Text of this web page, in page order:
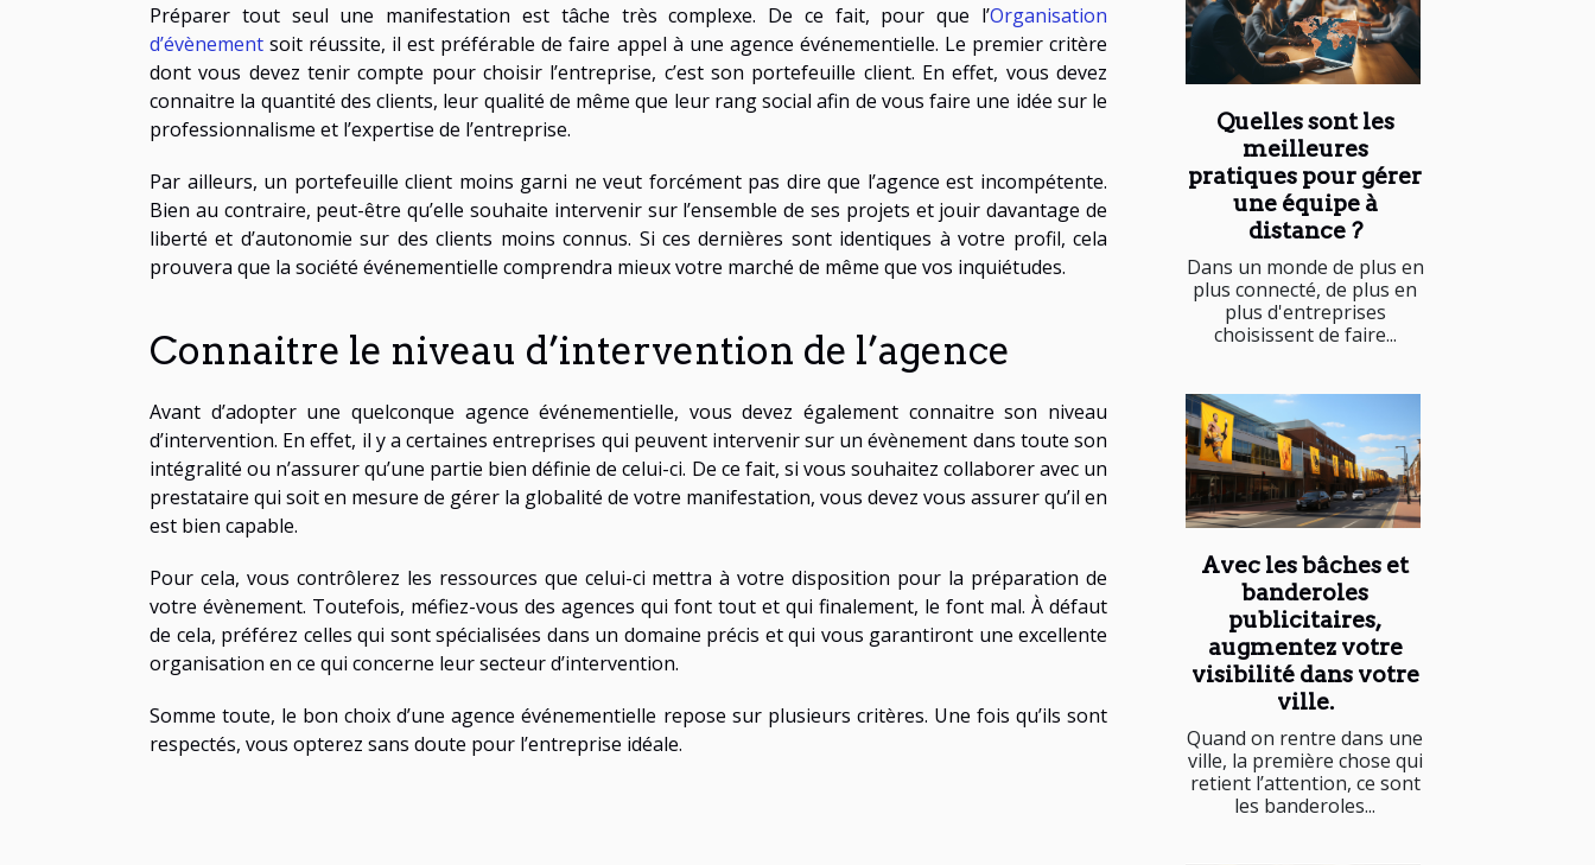
Préparer tout seul une manifestation est tâche très complexe. De ce fait, pour que l’Organisation
d’évènement soit réussite, il est préférable de faire appel à une agence événementielle. Le premier critère
dont vous devez tenir compte pour choisir l’entreprise, c’est son portefeuille client. En effet, vous devez
connaitre la quantité des clients, leur qualité de même que leur rang social afin de vous faire une idée sur le
professionnalisme et l’expertise de l’entreprise.
Par ailleurs, un portefeuille client moins garni ne veut forcément pas dire que l’agence est incompétente.
Bien au contraire, peut-être qu’elle souhaite intervenir sur l’ensemble de ses projets et jouir davantage de
liberté et d’autonomie sur des clients moins connus. Si ces dernières sont identiques à votre profil, cela
prouvera que la société événementielle comprendra mieux votre marché de même que vos inquiétudes.
Connaitre le niveau d’intervention de l’agence
Avant d’adopter une quelconque agence événementielle, vous devez également connaitre son niveau
d’intervention. En effet, il y a certaines entreprises qui peuvent intervenir sur un évènement dans toute son
intégralité ou n’assurer qu’une partie bien définie de celui-ci. De ce fait, si vous souhaitez collaborer avec un
prestataire qui soit en mesure de gérer la globalité de votre manifestation, vous devez vous assurer qu’il en
est bien capable.
Pour cela, vous contrôlerez les ressources que celui-ci mettra à votre disposition pour la préparation de
votre évènement. Toutefois, méfiez-vous des agences qui font tout et qui finalement, le font mal. À défaut
de cela, préférez celles qui sont spécialisées dans un domaine précis et qui vous garantiront une excellente
organisation en ce qui concerne leur secteur d’intervention.
Somme toute, le bon choix d’une agence événementielle repose sur plusieurs critères. Une fois qu’ils sont
respectés, vous opterez sans doute pour l’entreprise idéale.
Quelles sont les
meilleures
pratiques pour gérer
une équipe à
distance ?
Dans un monde de plus en
plus connecté, de plus en
plus d'entreprises
choisissent de faire...
Avec les bâches et
banderoles
publicitaires,
augmentez votre
visibilité dans votre
ville.
Quand on rentre dans une
ville, la première chose qui
retient l’attention, ce sont
les banderoles...